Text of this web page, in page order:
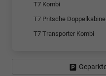
T7 Kombi
T7 Pritsche
T7 Transporter Kombi